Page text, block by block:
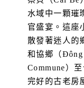
水域中一顆璀
官盛宴。這座
散發著迷人的
和協鄉（
Commune）
完好的古老房